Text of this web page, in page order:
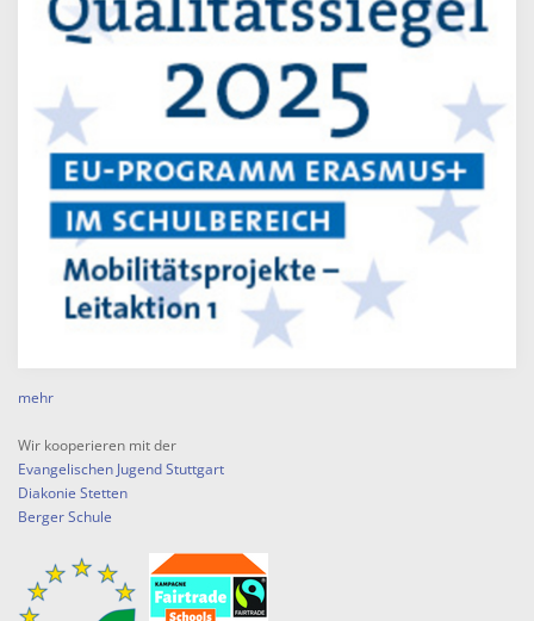
mehr
Wir kooperieren mit der
Evangelischen Jugend Stuttgart
Diakonie Stetten
Berger Schule